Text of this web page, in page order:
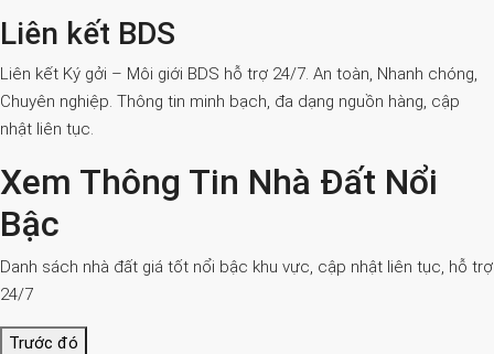
Liên kết BDS
Liên kết Ký gởi – Môi giới BDS hỗ trợ 24/7. An toàn, Nhanh chóng,
Chuyên nghiệp. Thông tin minh bạch, đa dạng nguồn hàng, cập
nhật liên tục.
Xem Thông Tin Nhà Đất Nổi
Bậc
Danh sách nhà đất giá tốt nổi bậc khu vực, cập nhật liên tục, hỗ trợ
24/7
Trước đó